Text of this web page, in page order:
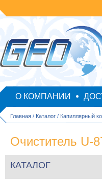
О КОМПАНИИ
Главная / Каталог / Капиллярный
Очиститель U-
КАТАЛОГ